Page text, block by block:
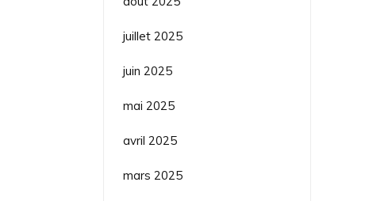
juillet 2025
juin 2025
mai 2025
avril 2025
mars 2025